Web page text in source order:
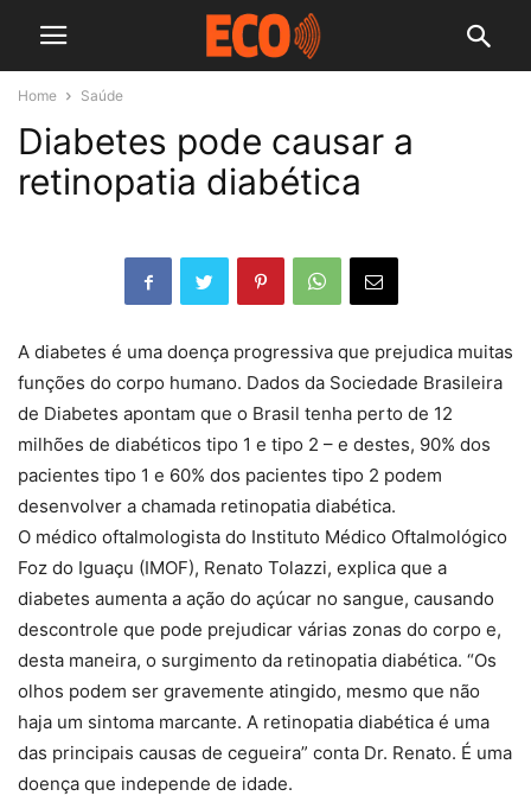
Home Saúde
Diabetes pode causar a
retinopatia diabética
A diabetes é uma doença progressiva que prejudica muitas
funções do corpo humano. Dados da Sociedade Brasileira
de Diabetes apontam que o Brasil tenha perto de 12
milhões de diabéticos tipo 1 e tipo 2 – e destes, 90% dos
pacientes tipo 1 e 60% dos pacientes tipo 2 podem
desenvolver a chamada retinopatia diabética.
O médico oftalmologista do Instituto Médico Oftalmológico
Foz do Iguaçu (IMOF), Renato Tolazzi, explica que a
diabetes aumenta a ação do açúcar no sangue, causando
descontrole que pode prejudicar várias zonas do corpo e,
desta maneira, o surgimento da retinopatia diabética. “Os
olhos podem ser gravemente atingido, mesmo que não
haja um sintoma marcante. A retinopatia diabética é uma
das principais causas de cegueira” conta Dr. Renato. É uma
doença que independe de idade.